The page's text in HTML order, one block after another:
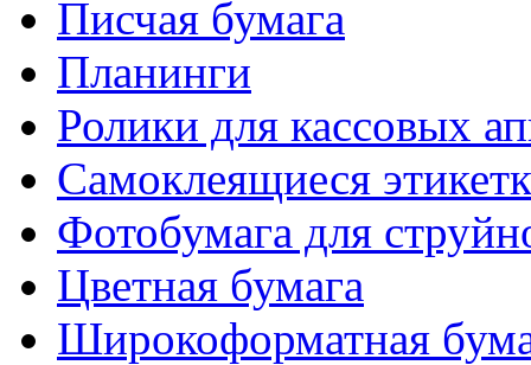
Писчая бумага
Планинги
Ролики для кассовых
Самоклеящиеся
Фотобумага для
Цветная бумага
Широкоформатная